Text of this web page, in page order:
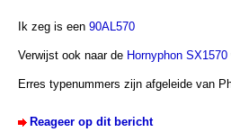
Ik zeg is een 90AL570
Verwijst ook naar de Hornyphon SX1570
Erres typenummers zijn afgeleide van
Reageer op dit bericht